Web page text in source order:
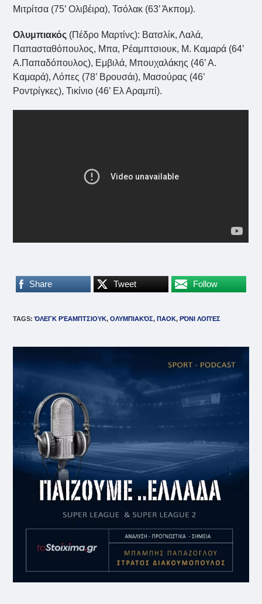
Μιτρίτσα (75’ Ολιβέιρα), Τσόλακ (63’ Άκπομ).
Ολυμπιακός (Πέδρο Μαρτίνς): Βατσλίκ, Λαλά,
Παπασταθόπουλος, Μπα, Ρέαμπτσιουκ, Μ. Καμαρά (64’
A.Παπαδόπουλος), Εμβιλά, Μπουχαλάκης (46’ Α.
Καμαρά), Λόπες (78’ Βρουσάι), Μασούρας (46’
Ροντρίγκες), Τικίνιο (46’ Ελ Αραμπί).
Share Tweet Follow
TAGS:ΌΛΕΓΚ ΡΈΑΜΠΤΣΙΟΥΚ, ΟΛΥΜΠΙΑΚΌΣ, ΠΑΟΚ, ΡΌΝΙ ΛΟΠΈΣ